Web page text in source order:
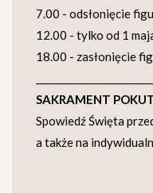
7.00 - odsłonięcie
12.00 - tylko od 1
18.00 - zasłonięcie
SAKRAMENT
Spowiedź Święta
a także na